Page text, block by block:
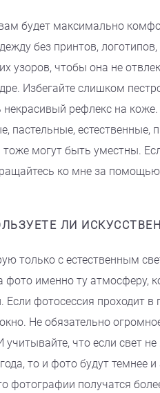
будет максимально
без принтов,
узоров, чтобы она не
Избегайте слишком
некрасивый рефлекс на
пастельные, естественные,
могут быть уместны.
ко мне за
ЛИ
только с естественным
фото именно ту атмосферу,
Если фотосессия проходит
Не обязательно
что если свет
то и фото будут темнее
фотографии получатся